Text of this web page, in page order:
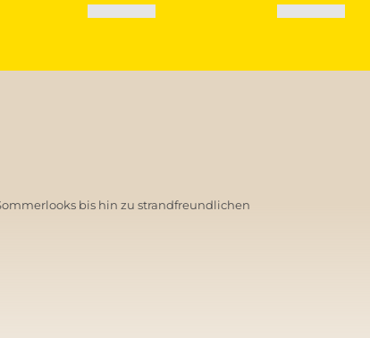
bis hin zu strandfreundlichen